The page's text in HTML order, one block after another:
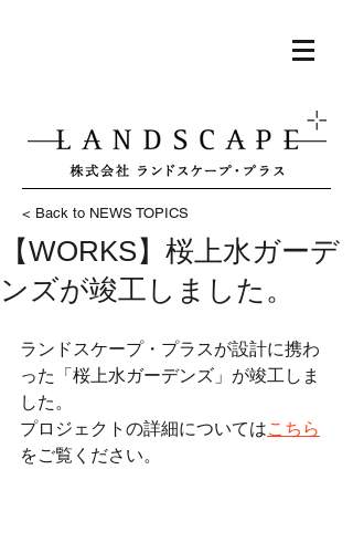
< Back to NEWS TOPICS
【WORKS】桜上水ガーデ
ンズが竣工しました。
ランドスケープ・プラスが設計に携わ
った「桜上水ガーデンズ」が竣工しま
した。
プロジェクトの詳細についてはこちら
をご覧ください。